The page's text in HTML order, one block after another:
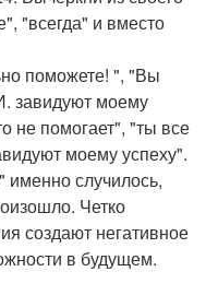
"всегда" и вместо
поможете! ", "Вы
завидуют моему
не помогает", "ты все
моему успеху".
случилось,
Четко
создают негативное
в будущем.